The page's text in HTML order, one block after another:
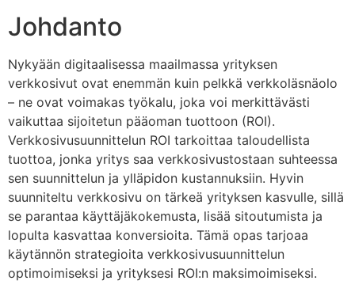
Johdanto
Nykyään digitaalisessa maailmassa yrityksen
verkkosivut ovat enemmän kuin pelkkä verkkoläsnäolo
– ne ovat voimakas työkalu, joka voi merkittävästi
vaikuttaa sijoitetun pääoman tuottoon (ROI).
Verkkosivusuunnittelun ROI tarkoittaa taloudellista
tuottoa, jonka yritys saa verkkosivustostaan suhteessa
sen suunnittelun ja ylläpidon kustannuksiin. Hyvin
suunniteltu verkkosivu on tärkeä yrityksen kasvulle, sillä
se parantaa käyttäjäkokemusta, lisää sitoutumista ja
lopulta kasvattaa konversioita. Tämä opas tarjoaa
käytännön strategioita verkkosivusuunnittelun
optimoimiseksi ja yrityksesi ROI:n maksimoimiseksi.